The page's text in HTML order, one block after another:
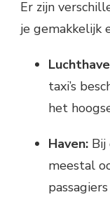
Er zijn
je gemakkelijk
taxi’s
het
Haven: Bij
meestal